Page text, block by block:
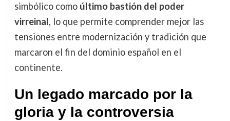
simbólico como último bastión del poder
virreinal, lo que permite comprender mejor las
tensiones entre modernización y tradición que
marcaron el fin del dominio español en el
continente.
Un legado marcado por la
gloria y la controversia